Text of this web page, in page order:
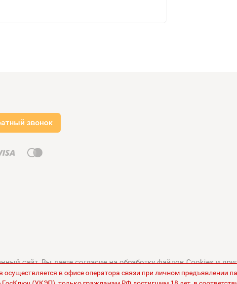
звонок
сайт, Вы даете согласие на обработку файлов Cookies и
иПолитикой в отношении обработки персональных
в офисе оператора связи при личном предъявлении